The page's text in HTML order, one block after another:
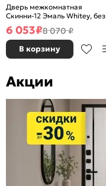
Дверь межкомнатная
Скинни-12 Эмаль Whitey, без
декора, глухая, без стекла,
без кромки, скиновая
6 053₽8 070 ₽
В корзину
Акции